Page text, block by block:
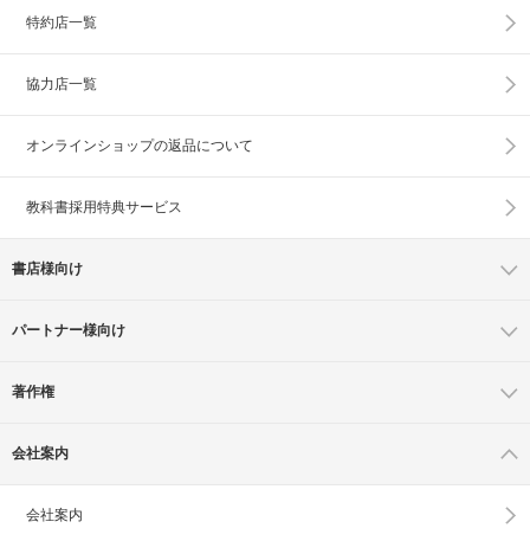
特約店一覧
協力店一覧
オンラインショップの返品について
教科書採用特典サービス
書店様向け
パートナー様向け
著作権
会社案内
会社案内